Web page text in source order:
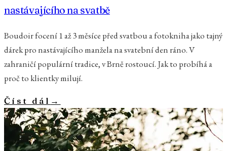
nastávajícího na svatbě
Boudoir focení 1 až 3 měsíce před svatbou a fotokniha jako tajný
dárek pro nastávajícího manžela na svatební den ráno. V
zahraničí populární tradice, v Brně rostoucí. Jak to probíhá a
proč to klientky milují.
Číst dál →